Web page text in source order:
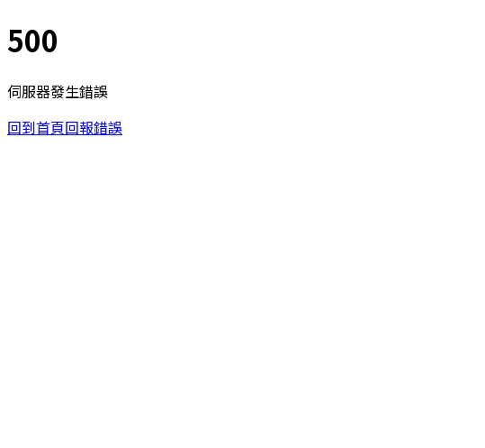
500
伺服器發生錯誤
回到首頁回報錯誤